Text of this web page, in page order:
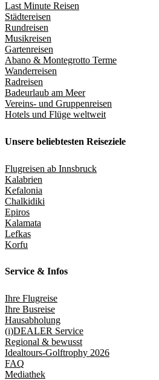
Last Minute Reisen
Städtereisen
Rundreisen
Musikreisen
Gartenreisen
Abano & Montegrotto Terme
Wanderreisen
Radreisen
Badeurlaub am Meer
Vereins- und Gruppenreisen
Hotels und Flüge weltweit
Unsere beliebtesten Reiseziele
Flugreisen ab Innsbruck
Kalabrien
Kefalonia
Chalkidiki
Epiros
Kalamata
Lefkas
Korfu
Service & Infos
Ihre Flugreise
Ihre Busreise
Hausabholung
(i)DEALER Service
Regional & bewusst
Idealtours-Golftrophy 2026
FAQ
Mediathek